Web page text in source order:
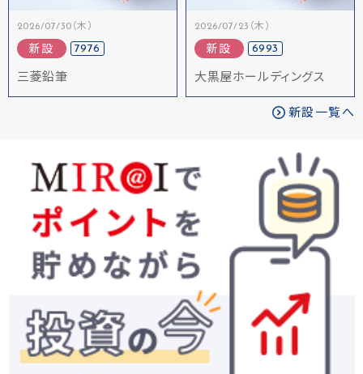
2026/07/30（木）
新設 7976
三菱鉛筆
2026/07/23（木）
新設 6993
大黒屋ホールディングス
新設一覧へ